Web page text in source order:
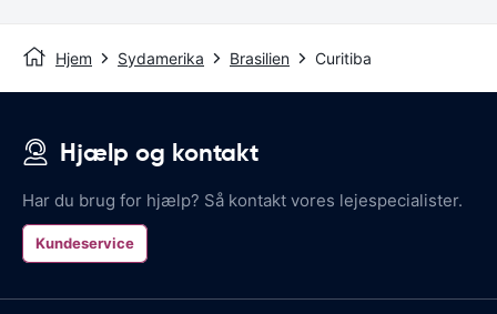
Hjem Sydamerika Brasilien Curitiba
Hjælp og kontakt
Har du brug for hjælp? Så kontakt vores lejespecialister.
Kundeservice